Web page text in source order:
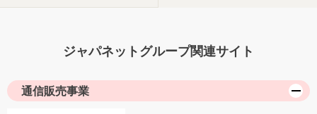
ジャパネットグループ関連サイト
通信販売事業